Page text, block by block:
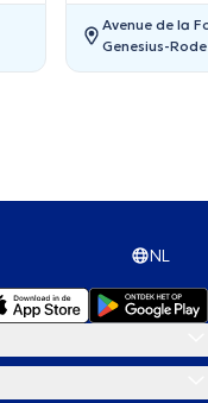
Avenue de la
Genesius-Rode
NL